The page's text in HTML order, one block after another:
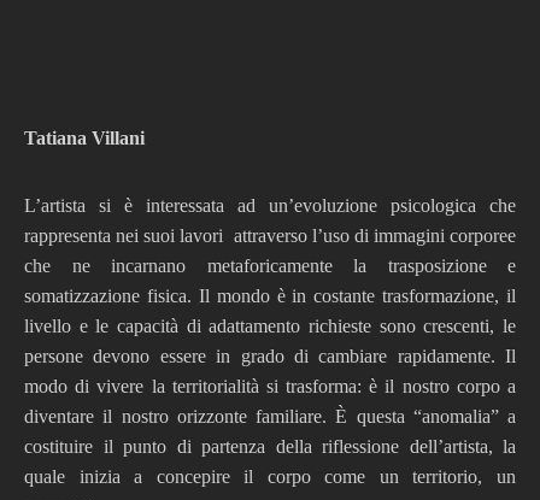
Tatiana Villani
L’artista si è interessata ad un’evoluzione psicologica che
rappresenta nei suoi lavori attraverso l’uso di immagini corporee
che ne incarnano metaforicamente la trasposizione e
somatizzazione fisica. Il mondo è in costante trasformazione, il
livello e le capacità di adattamento richieste sono crescenti, le
persone devono essere in grado di cambiare rapidamente. Il
modo di vivere la territorialità si trasforma: è il nostro corpo a
diventare il nostro orizzonte familiare. È questa “anomalia” a
costituire il punto di partenza della riflessione dell’artista, la
quale inizia a concepire il corpo come un territorio, un